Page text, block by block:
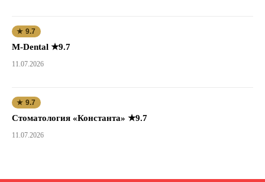
★ 9.7
M-Dental ★9.7
11.07.2026
★ 9.7
Стоматология «Константа» ★9.7
11.07.2026